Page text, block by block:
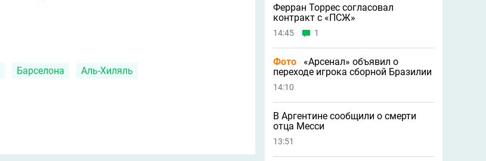
Барселона Аль-Хиляль
Ферран Торрес согласовал
контракт с «ПСЖ»
14:45 1
Фото
«Арсенал» объявил о
переходе игрока сборной Бразилии
14:10
В Аргентине сообщили о смерти
отца Месси
13:51